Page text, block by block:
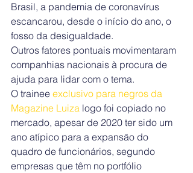
Brasil, a pandemia de coronavírus
escancarou, desde o início do ano, o
fosso da desigualdade.
Outros fatores pontuais movimentaram
companhias nacionais à procura de
ajuda para lidar com o tema.
O trainee exclusivo para negros da
Magazine Luiza logo foi copiado no
mercado, apesar de 2020 ter sido um
ano atípico para a expansão do
quadro de funcionários, segundo
empresas que têm no portfólio